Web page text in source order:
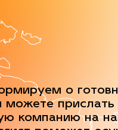
о
можете
компанию на